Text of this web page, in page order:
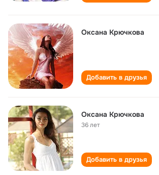
Оксана Крючкова
Добавить в друзья
Оксана Крючкова
36 лет
Добавить в друзья